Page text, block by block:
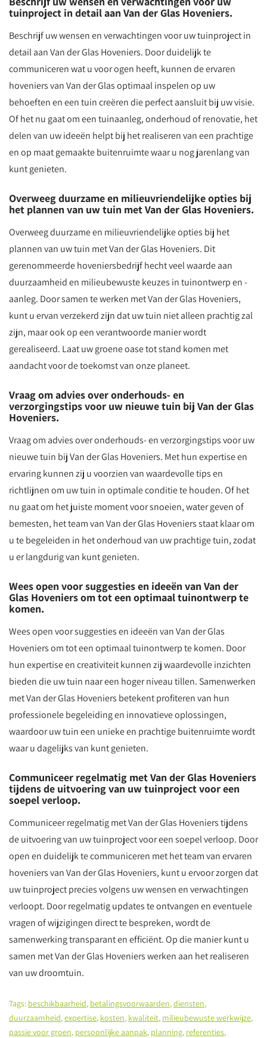
tuinproject in detail aan Van der Glas Hoveniers.
Beschrijf uw wensen en verwachtingen voor uw tuinproject in
detail aan Van der Glas Hoveniers. Door duidelijk te
communiceren wat u voor ogen heeft, kunnen de ervaren
hoveniers van Van der Glas optimaal inspelen op uw
behoeften en een tuin creëren die perfect aansluit bij uw visie.
Of het nu gaat om een tuinaanleg, onderhoud of renovatie, het
delen van uw ideeën helpt bij het realiseren van een prachtige
en op maat gemaakte buitenruimte waar u nog jarenlang van
kunt genieten.
Overweeg duurzame en milieuvriendelijke opties bij
het plannen van uw tuin met Van der Glas Hoveniers.
Overweeg duurzame en milieuvriendelijke opties bij het
plannen van uw tuin met Van der Glas Hoveniers. Dit
gerenommeerde hoveniersbedrijf hecht veel waarde aan
duurzaamheid en milieubewuste keuzes in tuinontwerp en -
aanleg. Door samen te werken met Van der Glas Hoveniers,
kunt u ervan verzekerd zijn dat uw tuin niet alleen prachtig zal
zijn, maar ook op een verantwoorde manier wordt
gerealiseerd. Laat uw groene oase tot stand komen met
aandacht voor de toekomst van onze planeet.
Vraag om advies over onderhouds- en
verzorgingstips voor uw nieuwe tuin bij Van der Glas
Hoveniers.
Vraag om advies over onderhouds- en verzorgingstips voor uw
nieuwe tuin bij Van der Glas Hoveniers. Met hun expertise en
ervaring kunnen zij u voorzien van waardevolle tips en
richtlijnen om uw tuin in optimale conditie te houden. Of het
nu gaat om het juiste moment voor snoeien, water geven of
bemesten, het team van Van der Glas Hoveniers staat klaar om
u te begeleiden in het onderhoud van uw prachtige tuin, zodat
u er langdurig van kunt genieten.
Wees open voor suggesties en ideeën van Van der
Glas Hoveniers om tot een optimaal tuinontwerp te
komen.
Wees open voor suggesties en ideeën van Van der Glas
Hoveniers om tot een optimaal tuinontwerp te komen. Door
hun expertise en creativiteit kunnen zij waardevolle inzichten
bieden die uw tuin naar een hoger niveau tillen. Samenwerken
met Van der Glas Hoveniers betekent profiteren van hun
professionele begeleiding en innovatieve oplossingen,
waardoor uw tuin een unieke en prachtige buitenruimte wordt
waar u dagelijks van kunt genieten.
Communiceer regelmatig met Van der Glas Hoveniers
tijdens de uitvoering van uw tuinproject voor een
soepel verloop.
Communiceer regelmatig met Van der Glas Hoveniers tijdens
de uitvoering van uw tuinproject voor een soepel verloop. Door
open en duidelijk te communiceren met het team van ervaren
hoveniers van Van der Glas Hoveniers, kunt u ervoor zorgen dat
uw tuinproject precies volgens uw wensen en verwachtingen
verloopt. Door regelmatig updates te ontvangen en eventuele
vragen of wijzigingen direct te bespreken, wordt de
samenwerking transparant en efficiënt. Op die manier kunt u
samen met Van der Glas Hoveniers werken aan het realiseren
van uw droomtuin.
Tags: beschikbaarheid, betalingsvoorwaarden,diensten,
duurzaamheid,expertise, kosten, kwaliteit, milieubewuste werkwijze,
passie voor groen, persoonlijke aanpak, planning, referenties,